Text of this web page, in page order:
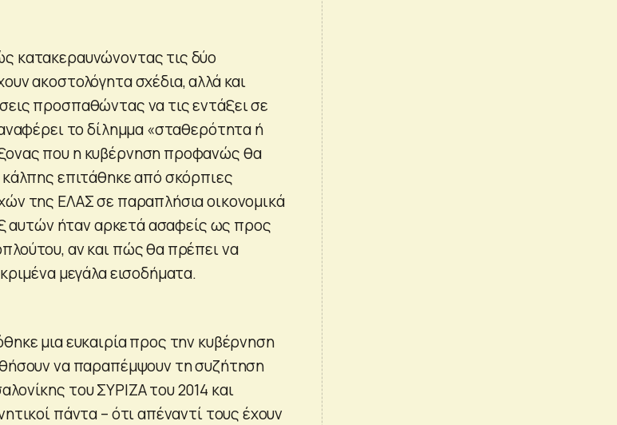
κατακεραυνώνοντας τις δύο
ακοστολόγητα σχέδια, αλλά και
προσπαθώντας να τις εντάξει σε
το δίλημμα «σταθερότητα ή
που η κυβέρνηση προφανώς θα
κάλπης επιτάθηκε από σκόρπιες
της ΕΛΑΣ σε παραπλήσια οικονομικά
αυτών ήταν αρκετά ασαφείς ως προς
αν και πώς θα πρέπει να
μεγάλα εισοδήματα.
μια ευκαιρία προς την κυβέρνηση
να παραπέμψουν τη συζήτηση
του ΣΥΡΙΖΑ του 2014 και
πάντα – ότι απέναντί τους έχουν